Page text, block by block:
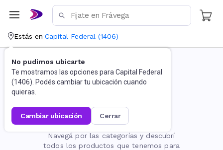
Estás en Capital Federal (1406)
No pudimos ubicarte
Te mostramos las opciones para Capital Federal
(1406). Podés cambiar tu ubicación cuando
quieras.
cambiar ubicación cerrar
La página no existe
Navegá por las categorías y descubrí
todos los productos que tenemos para